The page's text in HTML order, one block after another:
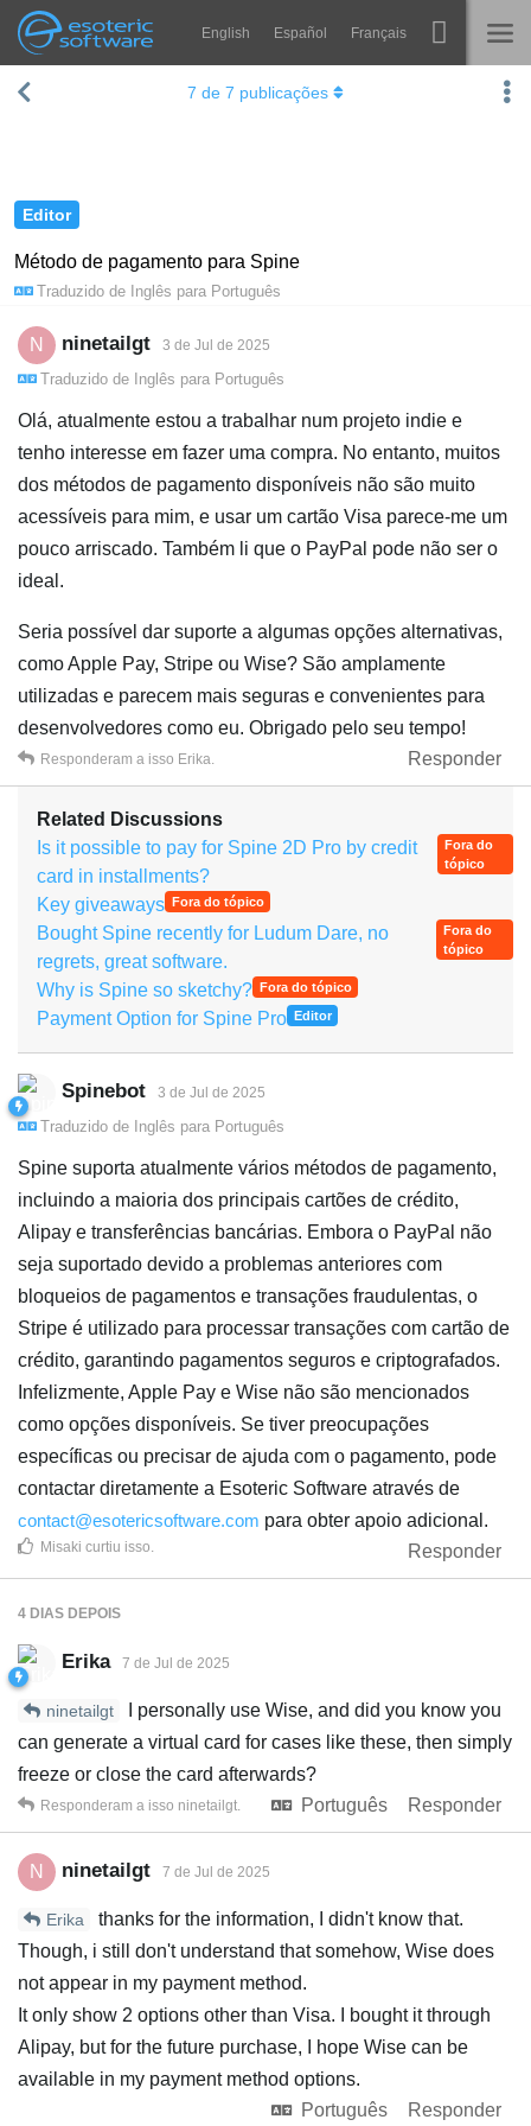
Esoteric Software
Navigation English Español Français
INÍCIO Spine
Aprender
Perguntas Frequentes
Experimente agora
Editor
Método de pagamento para Spine
Traduzido de Inglês para Português
7 de 7 publicações
N ninetailgt 3 de Jul de 2025
Traduzido de Inglês para Português
Olá, atualmente estou a trabalhar num projeto indie e
tenho interesse em fazer uma compra. No entanto, muitos
dos métodos de pagamento disponíveis não são muito
acessíveis para mim, e usar um cartão Visa parece-me um
pouco arriscado. Também li que o PayPal pode não ser o
ideal.
Seria possível dar suporte a algumas opções alternativas,
como Apple Pay, Stripe ou Wise? São amplamente
utilizadas e parecem mais seguras e convenientes para
desenvolvedores como eu. Obrigado pelo seu tempo!
Responder
Responderam a isso Erika
Related Discussions
Is it possible to pay for Spine 2D Pro by credit
card in installments?
Fora do
tópico
Key giveaways Fora do tópico
Bought Spine recently for Ludum Dare, no
regrets, great software.
Fora do
tópico
Why is Spine so sketchy? Fora do tópico
Payment Option for Spine Pro Editor
Spinebot 3 de Jul de 2025
Traduzido de Inglês para Português
Spine suporta atualmente vários métodos de pagamento,
incluindo a maioria dos principais cartões de crédito,
Alipay e transferências bancárias. Embora o PayPal não
seja suportado devido a problemas anteriores com
bloqueios de pagamentos e transações fraudulentas, o
Stripe é utilizado para processar transações com cartão de
crédito, garantindo pagamentos seguros e criptografados.
Infelizmente, Apple Pay e Wise não são mencionados
como opções disponíveis. Se tiver preocupações
específicas ou precisar de ajuda com o pagamento, pode
contactar diretamente a Esoteric Software através de
contact@esotericsoftware.com para obter apoio adicional.
Responder
Misaki curtiu isso
4 DIAS DEPOIS
Erika 7 de Jul de 2025
ninetailgt
I personally use Wise, and did you know you
can generate a virtual card for cases like these, then simply
freeze or close the card afterwards?
Português
Responder
Responderam a isso ninetailgt
N ninetailgt 7 de Jul de 2025
Erika
thanks for the information, I didn't know that.
Though, i still don't understand that somehow, Wise does
not appear in my payment method.
It only show 2 options other than Visa. I bought it through
Alipay, but for the future purchase, I hope Wise can be
available in my payment method options.
Português
Responder